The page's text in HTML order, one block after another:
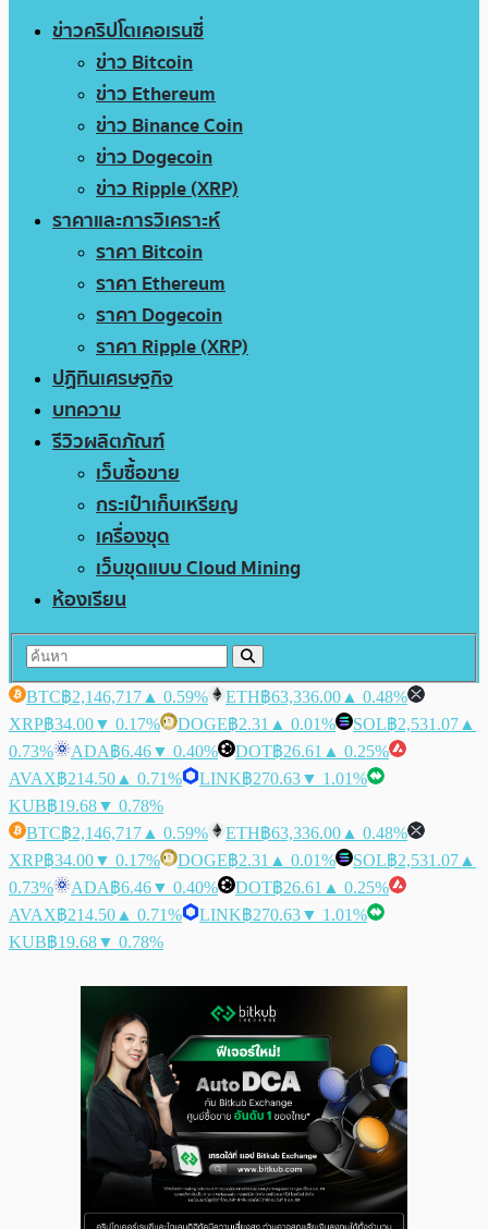
ข่าวคริปโตเคอเรนซี่
ข่าว Bitcoin
ข่าว Ethereum
ข่าว Binance Coin
ข่าว Dogecoin
ข่าว Ripple (XRP)
ราคาและการวิเคราะห์
ราคา Bitcoin
ราคา Ethereum
ราคา Dogecoin
ราคา Ripple (XRP)
ปฏิทินเศรษฐกิจ
บทความ
รีวิวผลิตภัณฑ์
เว็บซื้อขาย
กระเป๋าเก็บเหรียญ
เครื่องขุด
เว็บขุดแบบ Cloud Mining
ห้องเรียน
BTC฿2,146,717 ▲ 0.59% ETH฿63,336.00 ▲ 0.48%
XRP฿34.00▼ 0.17% DOGE฿2.31 ▲ 0.01% SOL฿2,531.07 ▲
0.73%
ADA฿6.46▼ 0.40% DOT฿26.61 ▲ 0.25%
AVAX฿214.50 ▲ 0.71% LINK฿270.63▼ 1.01%
KUB฿19.68▼ 0.78%
BTC฿2,146,717 ▲ 0.59% ETH฿63,336.00 ▲ 0.48%
XRP฿34.00▼ 0.17% DOGE฿2.31 ▲ 0.01% SOL฿2,531.07 ▲
0.73%
ADA฿6.46▼ 0.40% DOT฿26.61 ▲ 0.25%
AVAX฿214.50 ▲ 0.71% LINK฿270.63▼ 1.01%
KUB฿19.68▼ 0.78%